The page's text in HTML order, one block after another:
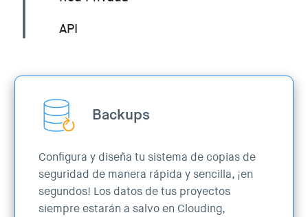
API
Backups
Configura y diseña tu sistema de copias de
seguridad de manera rápida y sencilla, ¡en
segundos! Los datos de tus proyectos
siempre estarán a salvo en Clouding,